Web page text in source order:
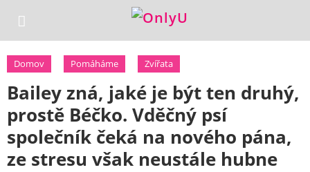
Domov Pomáháme Zvířata
Bailey zná, jaké je být ten druhý,
prostě Béčko. Vděčný psí
společník čeká na nového pána,
ze stresu však neustále hubne